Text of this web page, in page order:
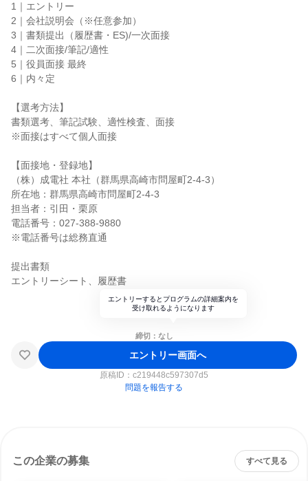
1｜エントリー
2｜会社説明会（※任意参加）
3｜書類提出（履歴書・ES)/一次面接
4｜二次面接/筆記/適性
5｜役員面接 最終
6｜内々定
【選考方法】
書類選考、筆記試験、適性検査、面接
※面接はすべて個人面接
【面接地・登録地】
（株）成電社 本社（群馬県高崎市問屋町2-4-3）
所在地：群馬県高崎市問屋町2-4-3
担当者：引田・栗原
電話番号：027-388-9880
※電話番号は総務直通
提出書類
エントリーシート、履歴書
エントリーするとプログラムの詳細案内を
受け取れるようになります
締切：なし
エントリー画面へ
原稿ID： c219448c597307d5
問題を報告する
この企業の募集 すべて見る